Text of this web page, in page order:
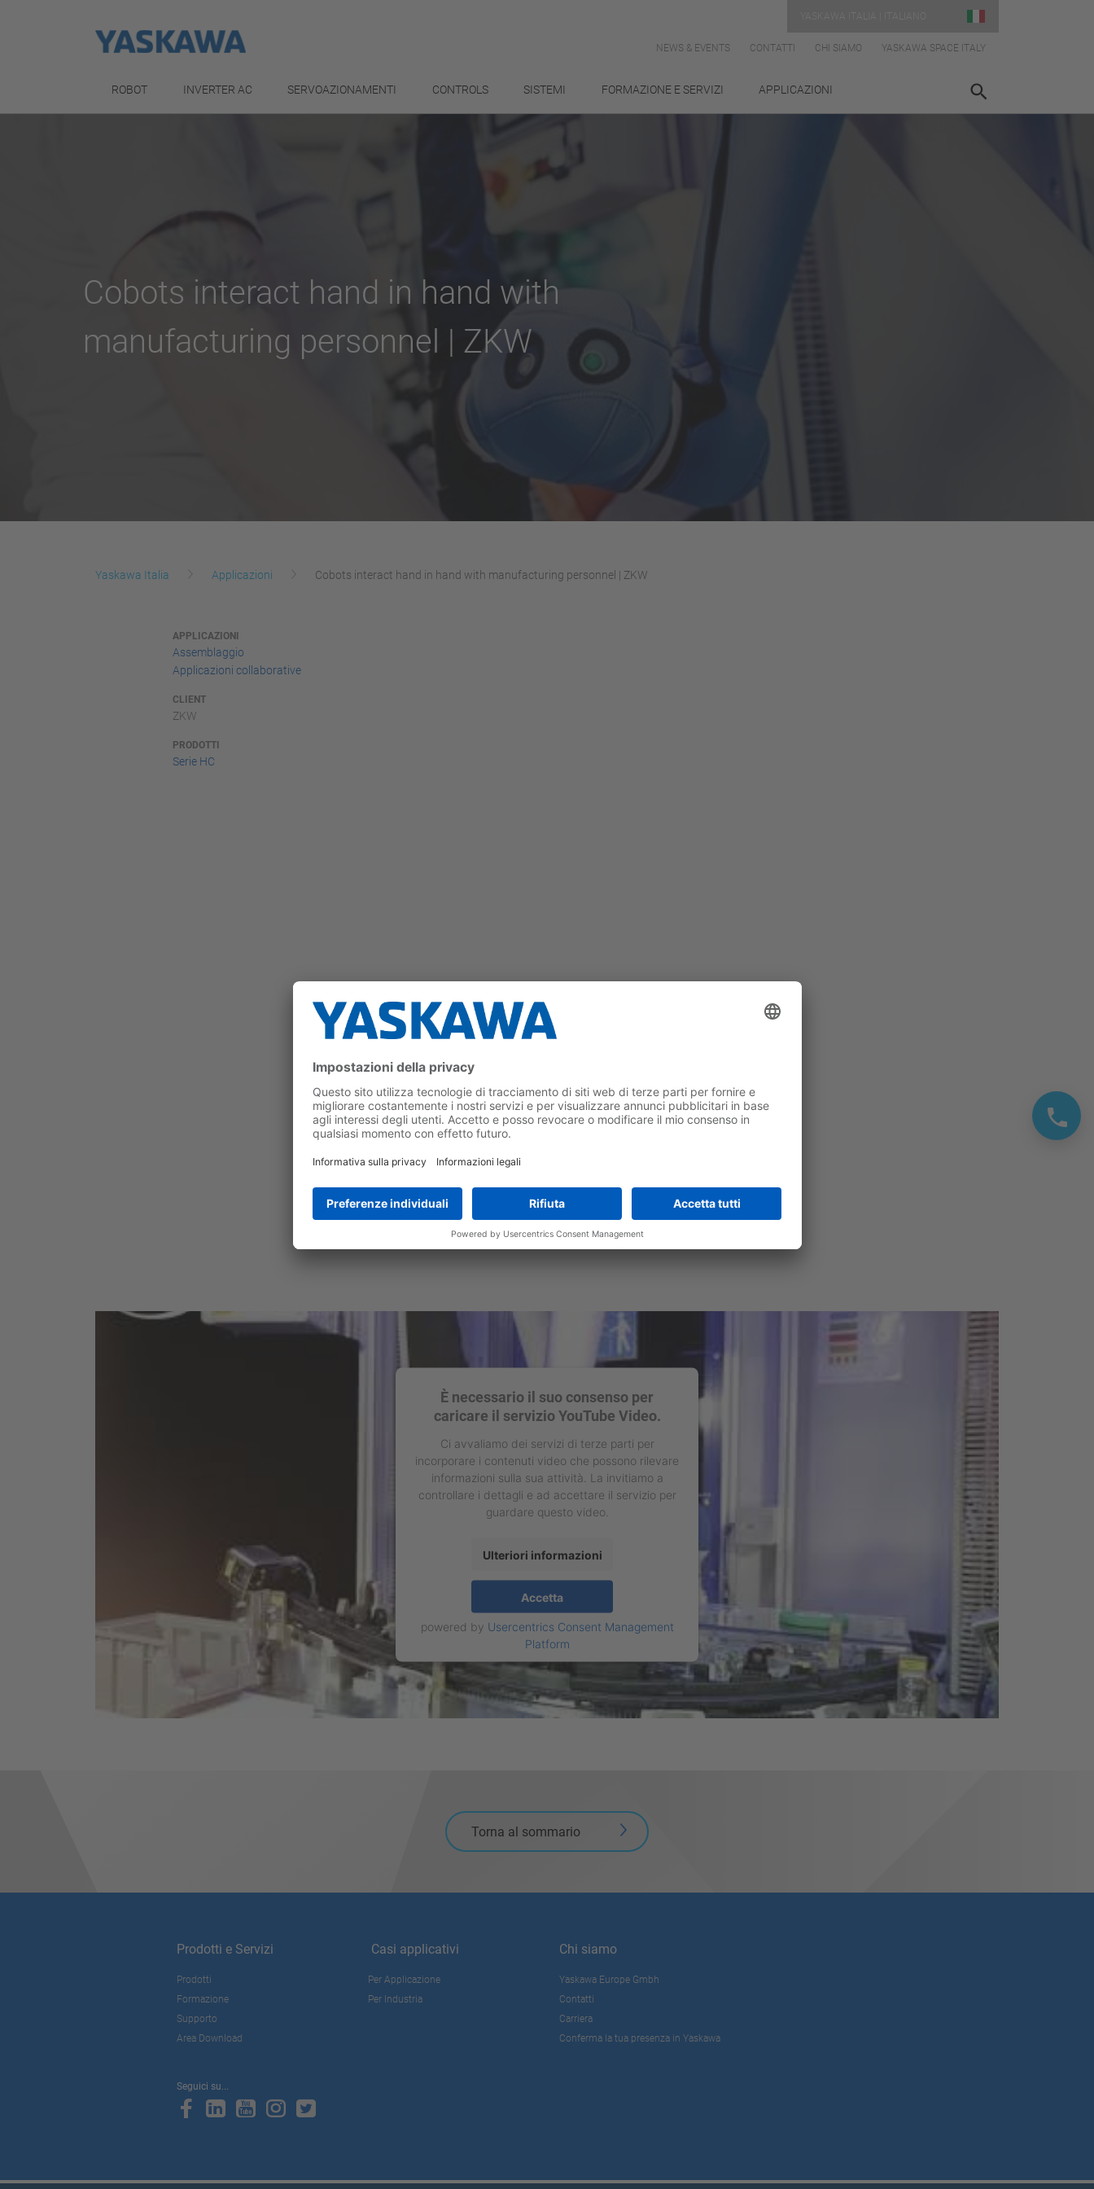
NEWS & EVENTS CONTATTI CHI SIAMO YASKAWA SPACE ITALY
ROBOT INVERTER AC SERVOAZIONAMENTI CONTROLS SISTEMI FORMAZIONE E SERVIZI APPLICAZIONI
Cobots interact hand in hand with
manufacturing personnel | ZKW
Yaskawa Italia Applicazioni Cobots interact hand in hand with manufacturing personnel | ZKW
APPLICAZIONI
Assemblaggio
Applicazioni collaborative
CLIENT
ZKW
PRODOTTI
Serie HC
È necessario il suo consenso per
caricare il servizio YouTube Video.
Ci avvaliamo dei servizi di terze parti per
incorporare i contenuti video che possono rilevare
informazioni sulla sua attività. La invitiamo a
controllare i dettagli e ad accettare il servizio per
guardare questo video.
Ulteriori informazioni
Accetta
powered by Usercentrics Consent Management
Platform
Torna al sommario
Prodotti e Servizi
Prodotti
Formazione
Supporto
Area Download
Casi applicativi
Per Applicazione
Per Industria
Chi siamo
Yaskawa Europe Gmbh
Contatti
Carriera
Conferma la tua presenza in Yaskawa
Seguici su...